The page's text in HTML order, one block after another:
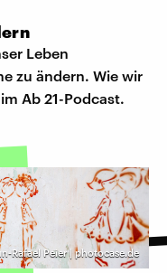
Leben
zu ändern. Wie wir
Ab 21-Podcast.
Rafael Peier | photocase.de